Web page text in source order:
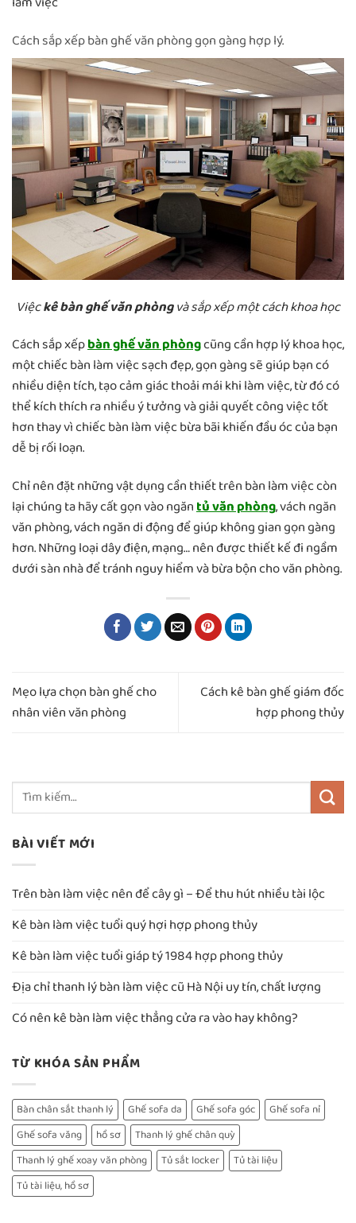
Cách sắp xếp bàn ghế văn phòng gọn gàng hợp lý.
Việckê bàn ghế văn phòngvà sắp xếp một cách khoa học
Cách sắp xếpbàn ghế văn phòngcũng cần hợp lý khoa học,
một chiếc bàn làm việc sạch đẹp, gọn gàng sẽ giúp bạn có
nhiều diện tích, tạo cảm giác thoải mái khi làm việc, từ đó có
thể kích thích ra nhiều ý tưởng và giải quyết công việc tốt
hơn thay vì chiếc bàn làm việc bừa bãi khiến đầu óc của bạn
dễ bị rối loạn.
Chỉ nên đặt những vật dụng cần thiết trên bàn làm việc còn
lại chúng ta hãy cất gọn vào ngăntủ văn phòng, vách ngăn
văn phòng, vách ngăn di động để giúp không gian gọn gàng
hơn. Những loại dây điện, mạng… nên được thiết kế đi ngầm
dưới sàn nhà để tránh nguy hiểm và bừa bộn cho văn phòng.
Mẹo lựa chọn bàn ghế cho
nhân viên văn phòng
Cách kê bàn ghế giám đốc
hợp phong thủy
BÀI VIẾT MỚI
Trên bàn làm việc nên để cây gì – Để thu hút nhiều tài lộc
Kê bàn làm việc tuổi quý hợi hợp phong thủy
Kê bàn làm việc tuổi giáp tý 1984 hợp phong thủy
Địa chỉ thanh lý bàn làm việc cũ Hà Nội uy tín, chất lượng
Có nên kê bàn làm việc thẳng cửa ra vào hay không?
TỪ KHÓA SẢN PHẨM
Bàn chân sắt thanh lý Ghế sofa da Ghế sofa góc
Ghế sofa nỉ
Ghế sofa văng
hồ sơ
Thanh lý ghế chân quỳ
Thanh lý ghế xoay văn phòng
Tủ sắt locker
Tủ tài liệu
Tủ tài liệu, hồ sơ